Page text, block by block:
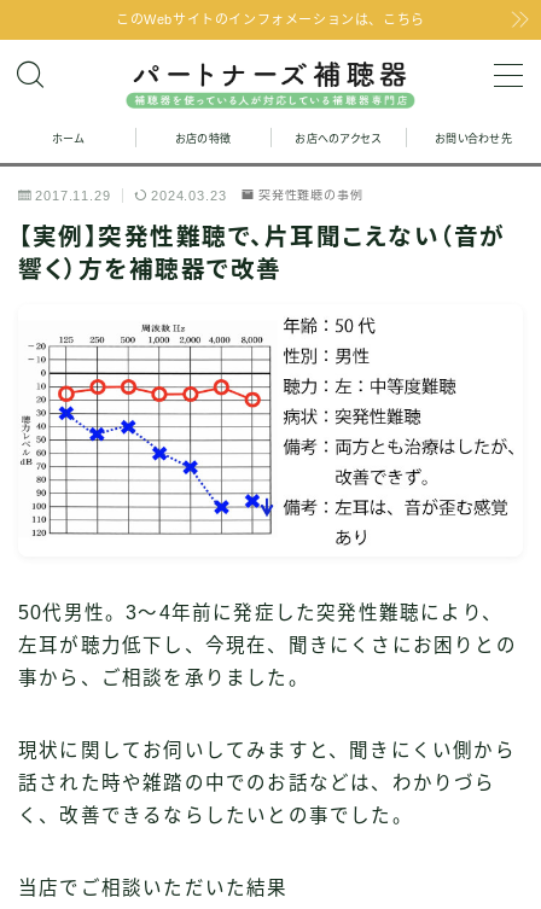
このWebサイトのインフォメーションは、こちら
MENU
お問い合わせ
お店の特徴
聞こえの改善と補聴器のFAQ
お客様の声
取り扱い補聴器
ホーム お店の特徴 お店へのアクセス お問い合わせ先
2017.11.29 2024.03.23 突発性難聴の事例
【実例】突発性難聴で、片耳聞こえない（音が
響く）方を補聴器で改善
50代男性。3〜4年前に発症した突発性難聴により、
左耳が聴力低下し、今現在、聞きにくさにお困りとの
事から、ご相談を承りました。
現状に関してお伺いしてみますと、聞きにくい側から
話された時や雑踏の中でのお話などは、わかりづら
く、改善できるならしたいとの事でした。
当店でご相談いただいた結果